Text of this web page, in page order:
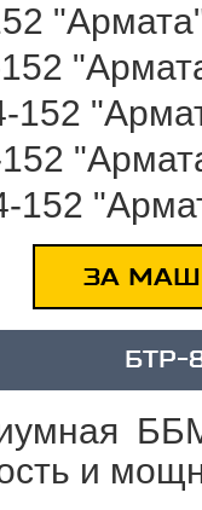
152
152
ЗА
БТР-
и